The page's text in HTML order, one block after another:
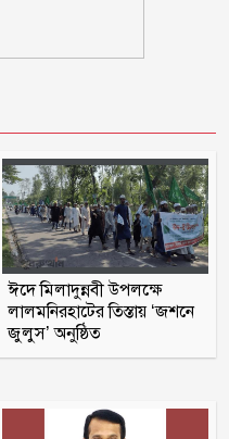
মেরে ফেলার ষড়যন্ত্র,
ভয়াবহ সব তথ্য
জনতার যুদ্ধ, কোনো রাজনৈতিক
রাষ্ট্রপতি
ভাগাড়ে পরিণত
ঈদে মিলাদুন্নবী উপলক্ষে
লালমনিরহাটের তিস্তায় ‘জশনে
জুলুস’ অনুষ্ঠিত